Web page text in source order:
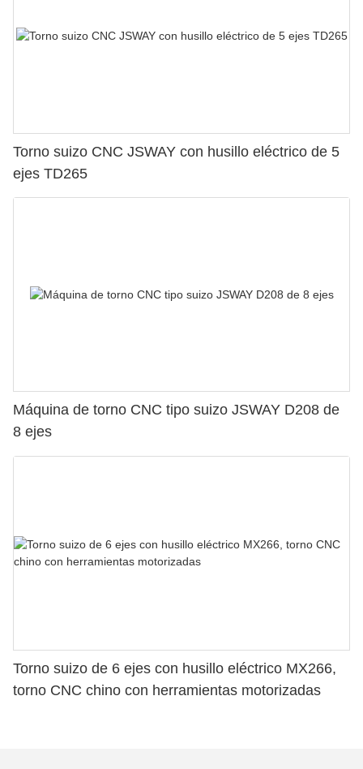
Torno suizo CNC JSWAY con husillo eléctrico de 5
ejes TD265
Máquina de torno CNC tipo suizo JSWAY D208 de
8 ejes
Torno suizo de 6 ejes con husillo eléctrico MX266,
torno CNC chino con herramientas motorizadas